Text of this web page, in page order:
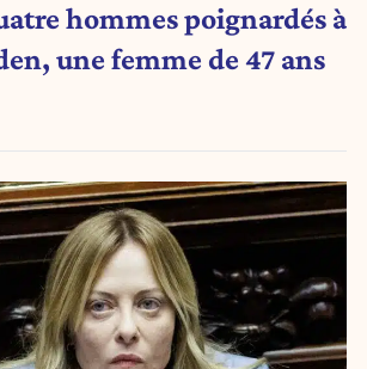
hommes poignardés à
une femme de 47 ans